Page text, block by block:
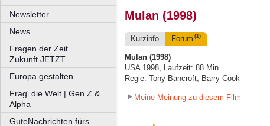
Newsletter.
News.
Fragen der Zeit
Zukunft JETZT
Europa gestalten
Frag' die Welt | Gen Z &
Alpha
GuteNachrichten fürs
Mulan (1998)
Kurzinfo Forum (1)
Mulan (1998)
USA 1998, Laufzeit: 88 Min.
Regie: Tony Bancroft, Barry Cook
Meine Meinung zu diesem Film